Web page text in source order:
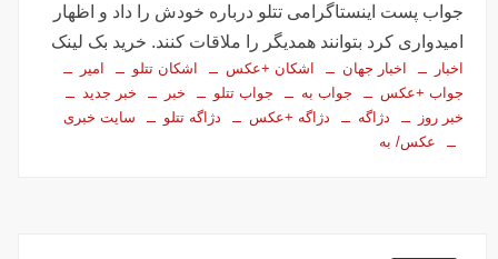
جواب پست اینستاگرامی تتلو درباره خودش را داد و اظهار
امیدواری کرد بتوانند همدیگر را ملاقات کنند. خرید بک لینک
اخبار اخبار جهان اشکان +عکس اشکان تتلو
امیر
جواب +عکس
جواب به جواب تتلو خبر
خبر جدید
خبر روز
دژاگه دژاگه +عکس دژاگه تتلو
سایت خبری
عکس/ به